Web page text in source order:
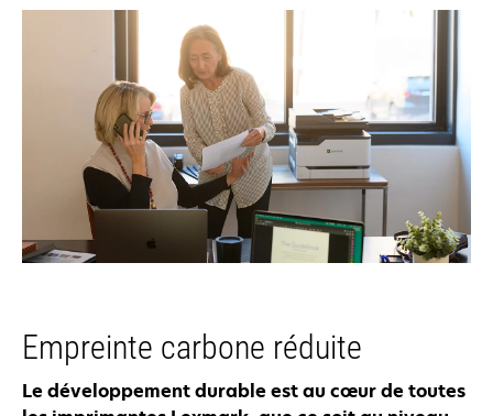
Empreinte carbone réduite
Le développement durable est au cœur de toutes